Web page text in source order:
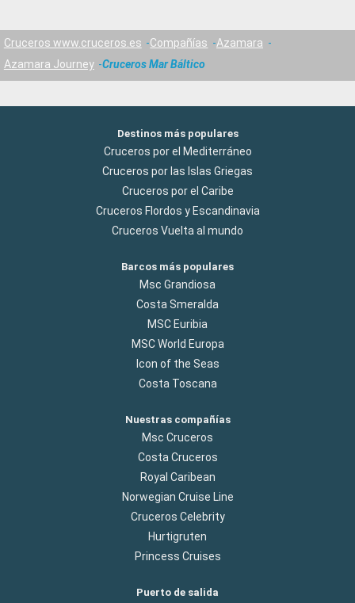
Cruceros www.cruceros.es Compañías
Azamara
Azamara Journey
Cruceros Mar Báltico
Destinos más populares
Cruceros por el Mediterráneo
Cruceros por las Islas Griegas
Cruceros por el Caribe
Cruceros Flordos y Escandinavia
Cruceros Vuelta al mundo
Barcos más populares
Msc Grandiosa
Costa Smeralda
MSC Euribia
MSC World Europa
Icon of the Seas
Costa Toscana
Nuestras compañías
Msc Cruceros
Costa Cruceros
Royal Caribean
Norwegian Cruise Line
Cruceros Celebrity
Hurtigruten
Princess Cruises
Puerto de salida